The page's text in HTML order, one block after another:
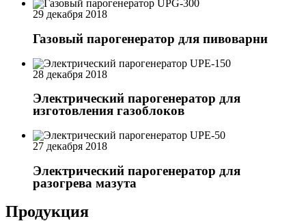
29 декабря 2018
Газовый парогенератор для пивоварни
28 декабря 2018
Электрический парогенератор для
изготовления газоблоков
27 декабря 2018
Электрический парогенератор для
разогрева мазута
Продукция